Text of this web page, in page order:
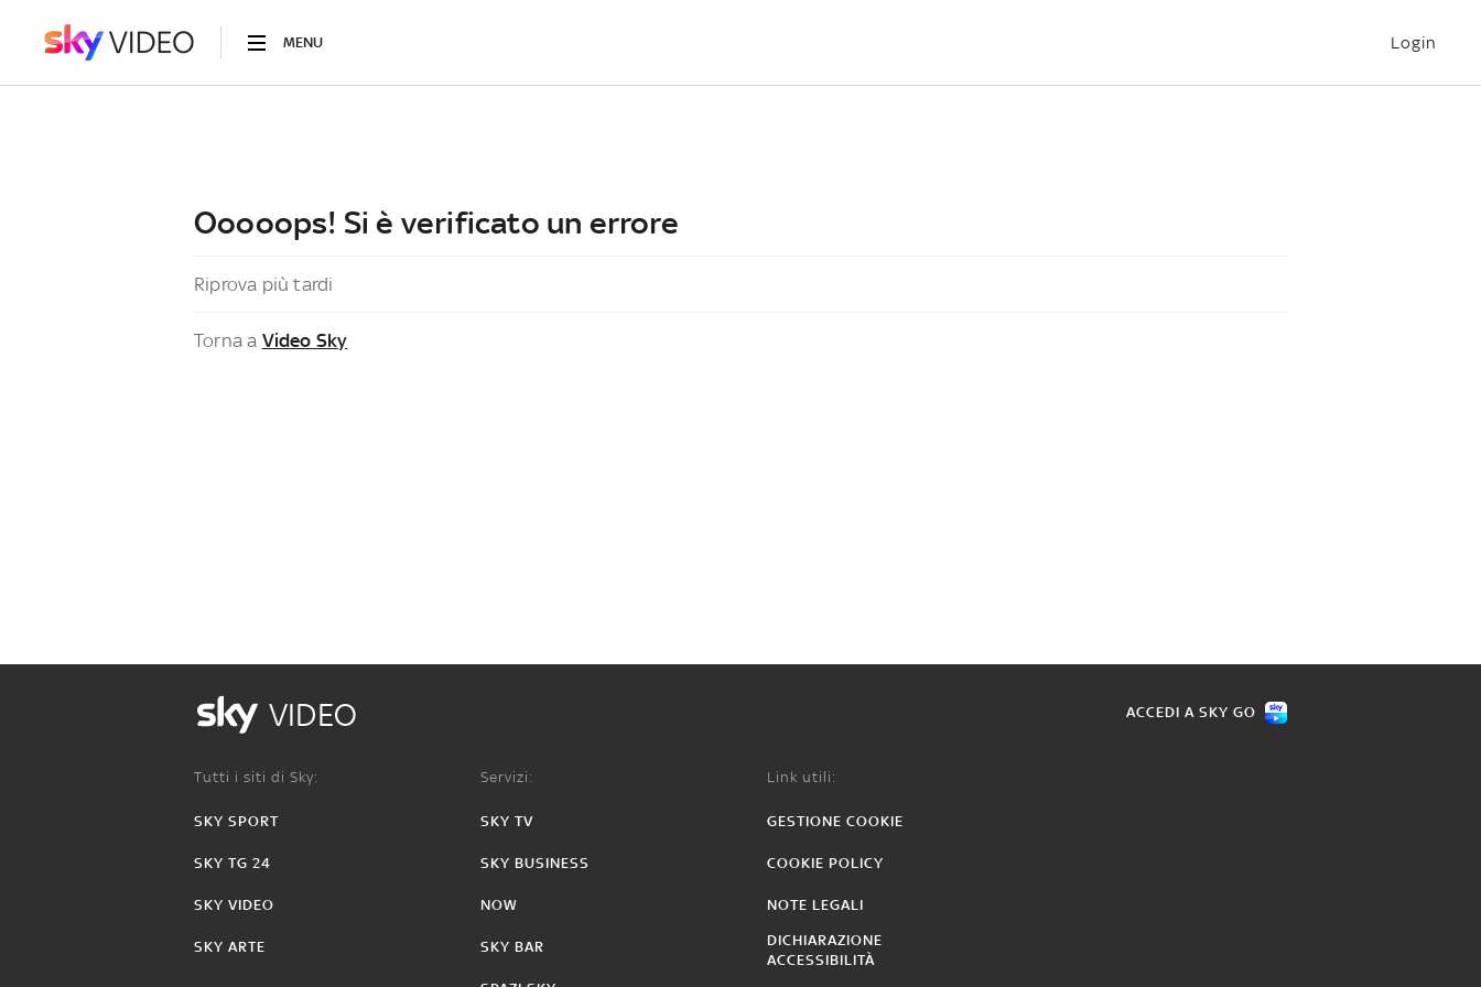
MENU Login
Ooooops! Si è verificato un errore
Riprova più tardi
Torna a Video Sky
VIDEO ACCEDI A SKY GO
Tutti i siti di Sky:
SKY SPORT
SKY TG 24
SKY VIDEO
SKY ARTE
Servizi:
SKY TV
SKY BUSINESS
NOW
SKY BAR
Link utili:
GESTIONE COOKIE
COOKIE POLICY
NOTE LEGALI
DICHIARAZIONE
ACCESSIBILITÀ